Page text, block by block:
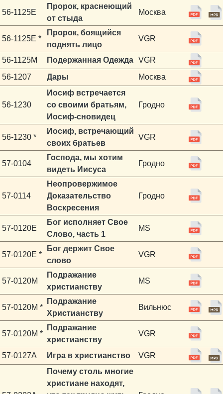
56-1125E
Пророк, краснеющий
от стыда
Москва
56-1125E *
Пророк, боящийся
поднять лицо
VGR
56-1125M Подержанная Одежда VGR
56-1207
Дары Москва
56-1230
Иосиф встречается
со своими братьям,
Иосиф-сновидец
Гродно
56-1230 *
Иосиф, встречающий
своих братьев
VGR
57-0104
Господа, мы хотим
видеть Иисуса
Гродно
57-0114
Неопровержимое
Доказательство
Воскресения
Гродно
57-0120E
Бог исполняет Свое
Слово, часть 1
MS
57-0120E *
Бог держит Свое
слово
VGR
57-0120M
Подражание
христианству
MS
57-0120M *
Подражание
Христианству
Вильнюс
57-0120M *
Подражание
христианству
VGR
57-0127A Игра в христианство VGR
Почему столь многие
христиане находят,